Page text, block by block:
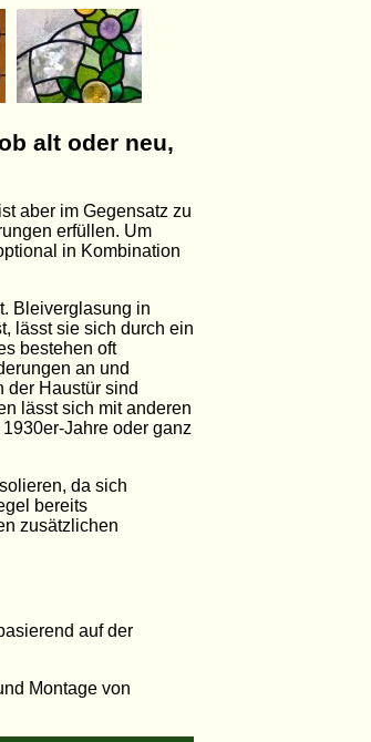
alt oder neu,
aber im Gegensatz zu
erfüllen. Um
in Kombination
Bleiverglasung in
lässt sie sich durch ein
bestehen oft
an und
der Haustür sind
lässt sich mit anderen
Jahre oder ganz
da sich
bereits
zusätzlichen
auf der
Montage von